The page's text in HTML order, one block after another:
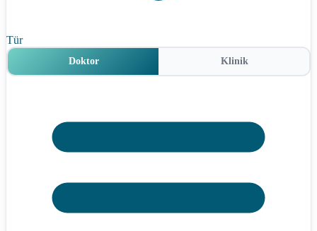
Tür
Doktor Klinik